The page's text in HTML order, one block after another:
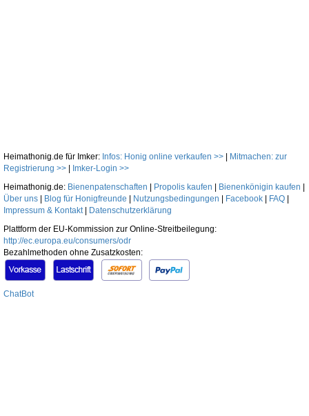
Heimathonig.de für Imker: Infos: Honig online verkaufen >>
Mitmachen: zur
Registrierung >>
Imker-Login >>
Heimathonig.de: Bienenpatenschaften Propolis kaufen Bienenkönigin kaufen
Über uns
Blog für Honigfreunde Nutzungsbedingungen Facebook FAQ
Impressum & Kontakt|
Datenschutzerklärung
Plattform der EU-Kommission zur Online-Streitbeilegung:
http://ec.europa.eu/consumers/odr
Bezahlmethoden ohne Zusatzkosten:
ChatBot